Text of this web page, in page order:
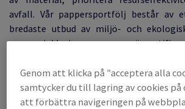
avfall. Vår pappersportfölj består av
bredaste utbud av miljö- och
papper, inklusive papper som är
Upptäck våra papper
Genom att klicka på "acceptera alla
samtycker du till lagring av cookies
att förbättra navigeringen på